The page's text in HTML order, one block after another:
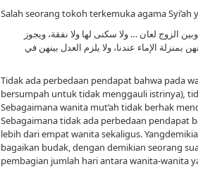
Salah seorang tokoh terkemuka agama
وبين الزوج لعان … ولا سكنى لها ولا نفقة، ويجوز
بمنزلة الإماء عندنا، ولا يلزم العدل بينهن في
Tidak ada perbedaan pendapat bahwa pada
bersumpah untuk tidak menggauli istrinya),
Sebagaimana wanita mut’ah tidak berhak
Sebagaimana tidak ada perbedaan pendapat
lebih dari empat wanita sekaligus.
bagaikan budak, dengan demikian seorang
pembagian jumlah hari antara wanita-wanita